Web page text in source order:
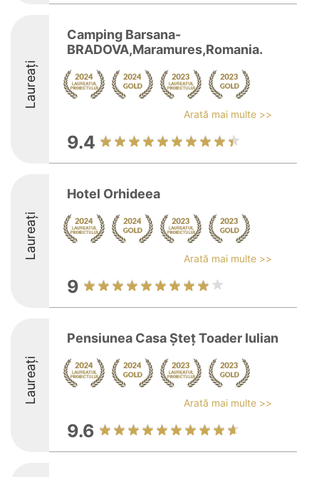
Laureați
Camping Barsana-
BRADOVA,Maramures,Romania.
Arată mai multe >>
9.4
Laureați
Hotel Orhideea
Arată mai multe >>
9
Laureați
Pensiunea Casa Șteț Toader Iulian
Arată mai multe >>
9.6